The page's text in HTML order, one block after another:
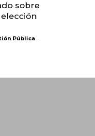
sobre
Pública -